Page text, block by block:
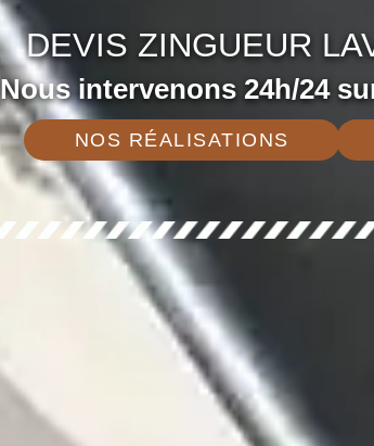
DEVIS ZINGUEUR
Nous intervenons 24h/24
NOS RÉALISATIONS